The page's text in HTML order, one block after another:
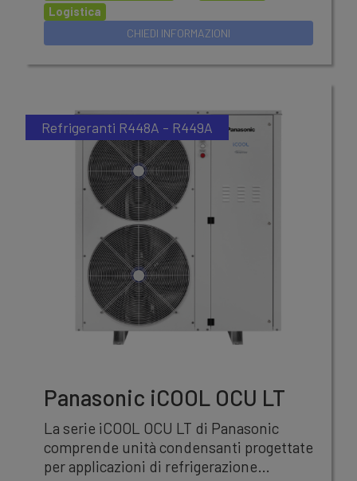
Logistica
Refrigeranti R448A - R449A
Panasonic iCOOL OCU LT
La serie iCOOL OCU LT di Panasonic
comprende unità condensanti progettate
per applicazioni di refrigerazione